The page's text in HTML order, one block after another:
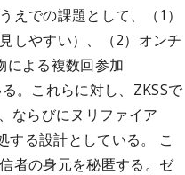
えでの課題として、（1）
しやすい）、（2）オンチ
による複数回参加
。これらに対し、ZKSSで
ならびにヌリファイア
する設計としている。 こ
者の身元を秘匿する。ゼ